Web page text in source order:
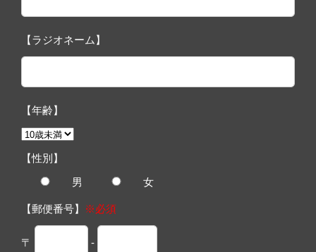
【ラジオネーム】
【年齢】
【性別】
男
女
【郵便番号】 ※必須
〒 -